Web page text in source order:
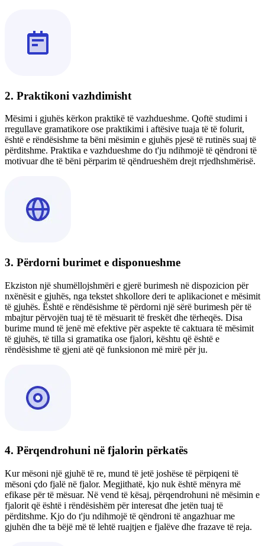
2. Praktikoni vazhdimisht
Mësimi i gjuhës kërkon praktikë të vazhdueshme. Qoftë studimi i
rregullave gramatikore ose praktikimi i aftësive tuaja të të folurit,
është e rëndësishme ta bëni mësimin e gjuhës pjesë të rutinës suaj të
përditshme. Praktika e vazhdueshme do t'ju ndihmojë të qëndroni të
motivuar dhe të bëni përparim të qëndrueshëm drejt rrjedhshmërisë.
3. Përdorni burimet e disponueshme
Ekziston një shumëllojshmëri e gjerë burimesh në dispozicion për
nxënësit e gjuhës, nga tekstet shkollore deri te aplikacionet e mësimit
të gjuhës. Është e rëndësishme të përdorni një sërë burimesh për të
mbajtur përvojën tuaj të të mësuarit të freskët dhe tërheqës. Disa
burime mund të jenë më efektive për aspekte të caktuara të mësimit
të gjuhës, të tilla si gramatika ose fjalori, kështu që është e
rëndësishme të gjeni atë që funksionon më mirë për ju.
4. Përqendrohuni në fjalorin përkatës
Kur mësoni një gjuhë të re, mund të jetë joshëse të përpiqeni të
mësoni çdo fjalë në fjalor. Megjithatë, kjo nuk është mënyra më
efikase për të mësuar. Në vend të kësaj, përqendrohuni në mësimin e
fjalorit që është i rëndësishëm për interesat dhe jetën tuaj të
përditshme. Kjo do t'ju ndihmojë të qëndroni të angazhuar me
gjuhën dhe ta bëjë më të lehtë ruajtjen e fjalëve dhe frazave të reja.